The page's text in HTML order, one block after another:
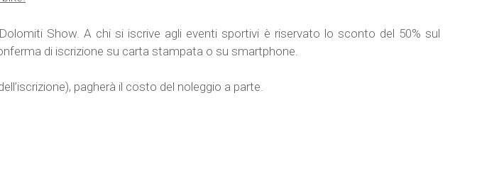
Show. A chi si iscrive agli eventi sportivi è riservato lo sconto del 50% sul
di iscrizione su carta stampata o su smartphone.
pagherà il costo del noleggio a parte.